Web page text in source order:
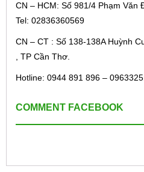
CN – HCM: Số 981/4 Phạm
Tel: 02836360569
CN – CT : Số 138-138A Huỳnh
, TP Cần Thơ.
Hotline: 0944 891 896 –
COMMENT FACEBOOK